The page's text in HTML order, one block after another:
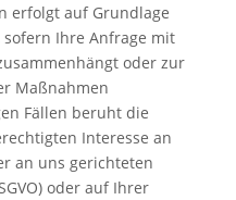
erfolgt auf Grundlage
sofern Ihre Anfrage mit
oder zur
Maßnahmen
Fällen beruht die
Interesse an
an uns gerichteten
oder auf Ihrer